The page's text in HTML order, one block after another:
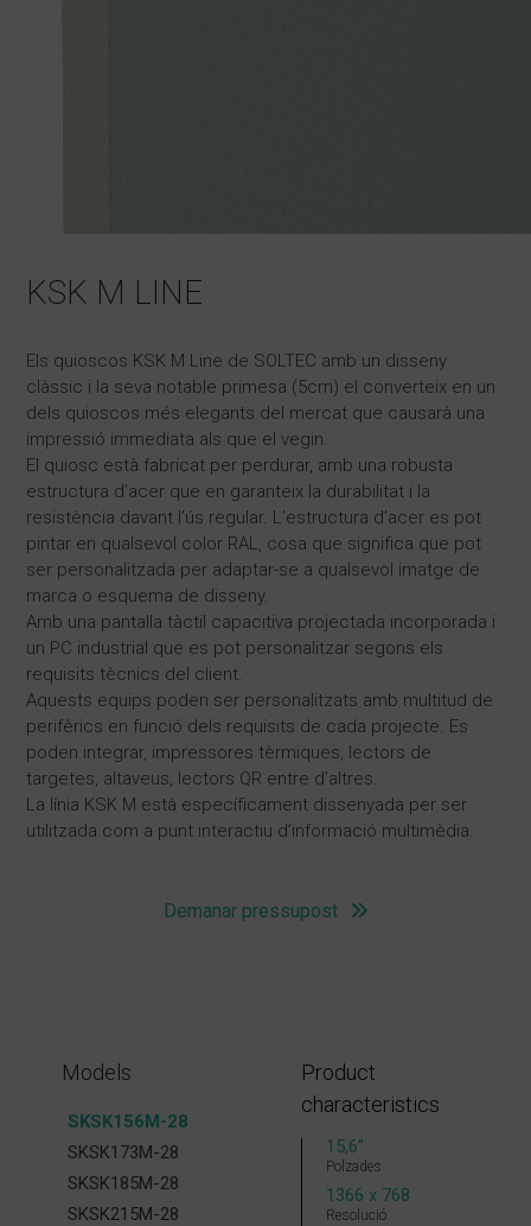
KSK M LINE
Els quioscos KSK M Line de SOLTEC amb un disseny
clàssic i la seva notable primesa (5cm) el converteix en un
dels quioscos més elegants del mercat que causarà una
impressió immediata als que el vegin.
El quiosc està fabricat per perdurar, amb una robusta
estructura d’acer que en garanteix la durabilitat i la
resistència davant l’ús regular. L’estructura d’acer es pot
pintar en qualsevol color RAL, cosa que significa que pot
ser personalitzada per adaptar-se a qualsevol imatge de
marca o esquema de disseny.
Amb una pantalla tàctil capacitiva projectada incorporada i
un PC industrial que es pot personalitzar segons els
requisits tècnics del client.
Aquests equips poden ser personalitzats amb multitud de
perifèrics en funció dels requisits de cada projecte. Es
poden integrar, impressores tèrmiques, lectors de
targetes, altaveus, lectors QR entre d’altres.
La línia KSK M està específicament dissenyada per ser
utilitzada com a punt interactiu d’informació multimèdia.
Demanar pressupost
Models
SKSK156M-28
SKSK173M-28
SKSK185M-28
SKSK215M-28
Product
characteristics
15,6″
Polzades
1366 x 768
Resolució